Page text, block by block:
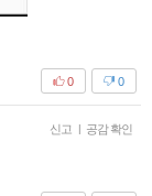
0
0
신고 | 공감 확인